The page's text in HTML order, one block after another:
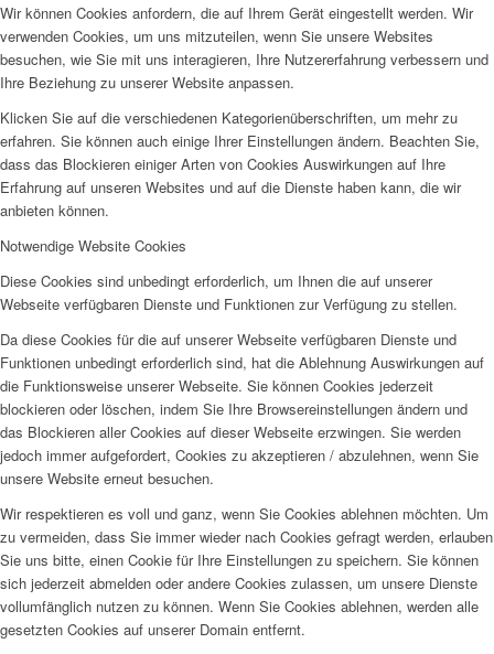
Wir können Cookies anfordern, die auf Ihrem Gerät eingestellt werden. Wir
verwenden Cookies, um uns mitzuteilen, wenn Sie unsere Websites
besuchen, wie Sie mit uns interagieren, Ihre Nutzererfahrung verbessern und
Ihre Beziehung zu unserer Website anpassen.
Klicken Sie auf die verschiedenen Kategorienüberschriften, um mehr zu
erfahren. Sie können auch einige Ihrer Einstellungen ändern. Beachten Sie,
dass das Blockieren einiger Arten von Cookies Auswirkungen auf Ihre
Erfahrung auf unseren Websites und auf die Dienste haben kann, die wir
anbieten können.
Notwendige Website Cookies
Diese Cookies sind unbedingt erforderlich, um Ihnen die auf unserer
Webseite verfügbaren Dienste und Funktionen zur Verfügung zu stellen.
Da diese Cookies für die auf unserer Webseite verfügbaren Dienste und
Funktionen unbedingt erforderlich sind, hat die Ablehnung Auswirkungen auf
die Funktionsweise unserer Webseite. Sie können Cookies jederzeit
blockieren oder löschen, indem Sie Ihre Browsereinstellungen ändern und
das Blockieren aller Cookies auf dieser Webseite erzwingen. Sie werden
jedoch immer aufgefordert, Cookies zu akzeptieren / abzulehnen, wenn Sie
unsere Website erneut besuchen.
Wir respektieren es voll und ganz, wenn Sie Cookies ablehnen möchten. Um
zu vermeiden, dass Sie immer wieder nach Cookies gefragt werden, erlauben
Sie uns bitte, einen Cookie für Ihre Einstellungen zu speichern. Sie können
sich jederzeit abmelden oder andere Cookies zulassen, um unsere Dienste
vollumfänglich nutzen zu können. Wenn Sie Cookies ablehnen, werden alle
gesetzten Cookies auf unserer Domain entfernt.